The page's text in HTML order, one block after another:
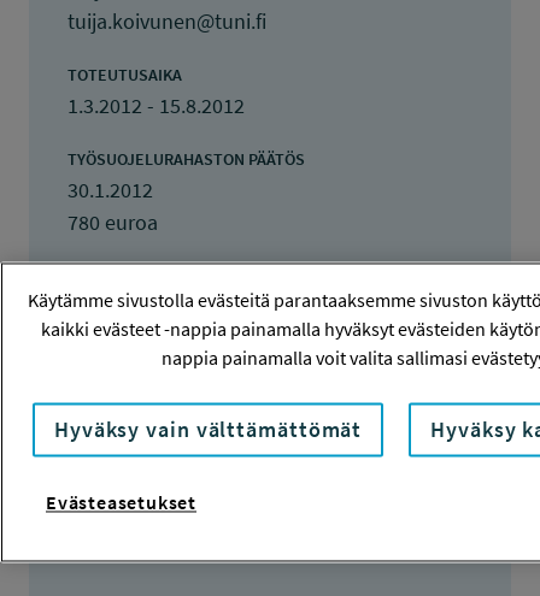
tuija.koivunen@tuni.fi
TOTEUTUSAIKA
1.3.2012 - 15.8.2012
TYÖSUOJELURAHASTON PÄÄTÖS
30.1.2012
780 euroa
1 080 euroa
TULOKSET VALMISTUNEET
Käytämme sivustolla evästeitä parantaaksemme sivuston
kaikki evästeet -nappia painamalla hyväksyt evästeiden
nappia painamalla voit valita sallimasi
Hyväksy vain välttämättömät Hyväksy
Evästeasetukset